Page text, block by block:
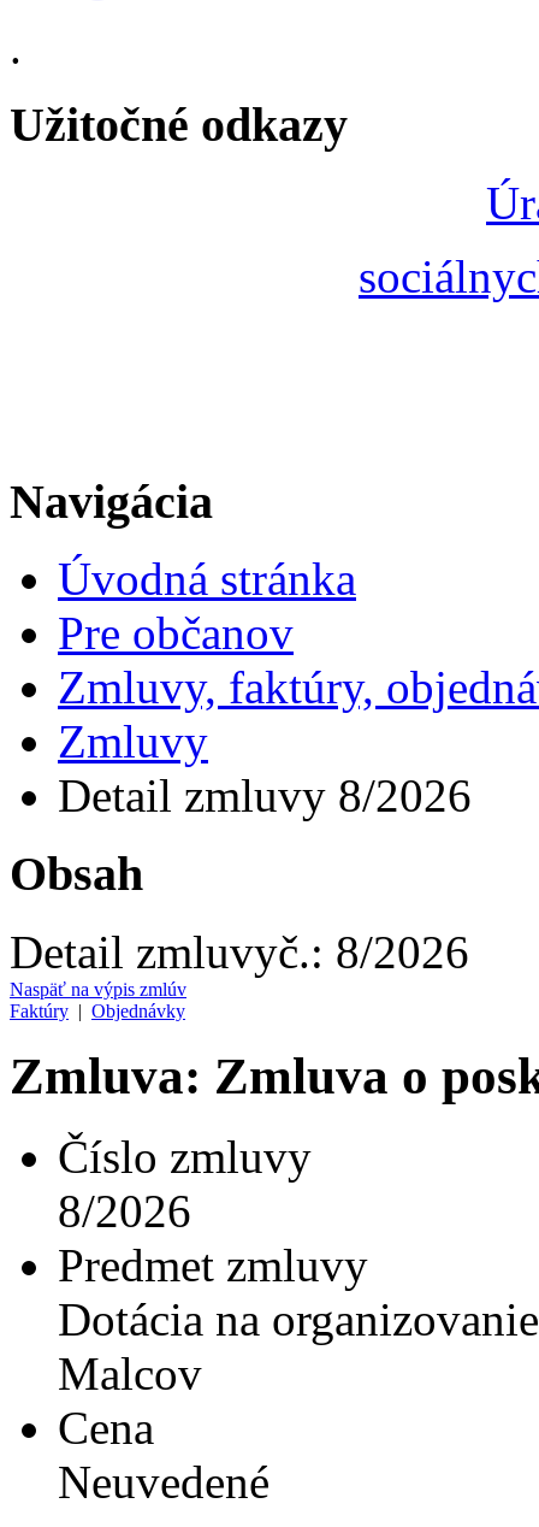
.
Užitočné odkazy
Navigácia
Úvodná stránka
Pre občanov
Zmluvy, faktúry,
Zmluvy
Detail zmluvy 8/2026
Obsah
Detail zmluvyč.: 8/2026
Naspäť na výpis zmlúv
Faktúry | Objednávky
Zmluva: Zmluva o
Číslo zmluvy
8/2026
Predmet zmluvy
Dotácia na
Malcov
Cena
Neuvedené